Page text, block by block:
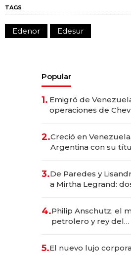
TAGS
Edenor Edesur
Popular
1. Emigró de
operaciones de
2.Creció en
Argentina con su
las marcas "fast
3.De Paredes y
a Mirtha Legrand:
4.Philip Anschutz, el
petrolero y rey del
Fénix
5.El nuevo lujo